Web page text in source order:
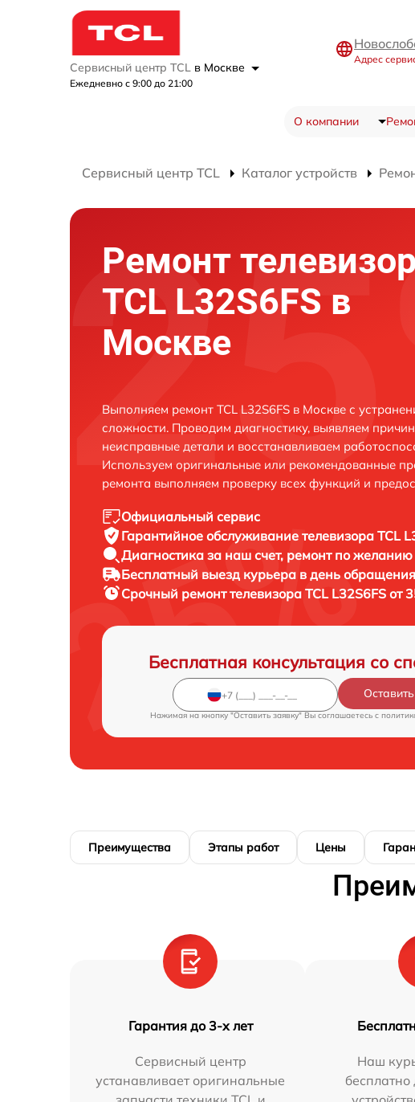
Сервисный центр TCL в Москве
Ежедневно с 9:00 до 21:00
Адрес
О компании
Сервисный центр TCL Каталог устройств
Ремонт
TCL L32S6FS в
Москве
Выполняем ремонт TCL L32S6FS в Москве с
сложности. Проводим диагностику, выявляем
неисправные детали и восстанавливаем
Используем оригинальные или рекомендованные
ремонта выполняем проверку всех функций и
Официальный сервис
Гарантийное обслуживание телевизора TCL
Диагностика за наш счет, ремонт по желанию
Бесплатный выезд курьера в день обращения
Срочный ремонттелевизора TCL L32S6FS от
Бесплатная консультация со
Нажимая на кнопку "Оставить заявку" Вы соглашаетесь c
Преимущества Этапы работ Цены
Гарантия до 3-х лет
Сервисный центр
устанавливает оригинальные
Наш